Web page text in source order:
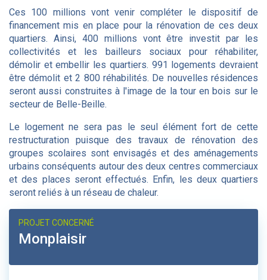
Ces 100 millions vont venir compléter le dispositif de
financement mis en place pour la rénovation de ces deux
quartiers. Ainsi, 400 millions vont être investit par les
collectivités et les bailleurs sociaux pour réhabiliter,
démolir et embellir les quartiers. 991 logements devraient
être démolit et 2 800 réhabilités. De nouvelles résidences
seront aussi construites à l'image de la tour en bois sur le
secteur de Belle-Beille.
Le logement ne sera pas le seul élément fort de cette
restructuration puisque des travaux de rénovation des
groupes scolaires sont envisagés et des aménagements
urbains conséquents autour des deux centres commerciaux
et des places seront effectués. Enfin, les deux quartiers
seront reliés à un réseau de chaleur.
PROJET CONCERNÉ
Monplaisir